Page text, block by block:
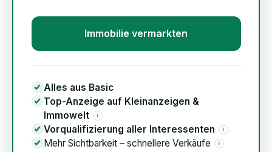
Immobilie vermarkten
Alles aus Basic
Top-Anzeige auf Kleinanzeigen &
Immowelt
i
Vorqualifizierung aller Interessenten i
Mehr Sichtbarkeit – schnellere Verkäufe i